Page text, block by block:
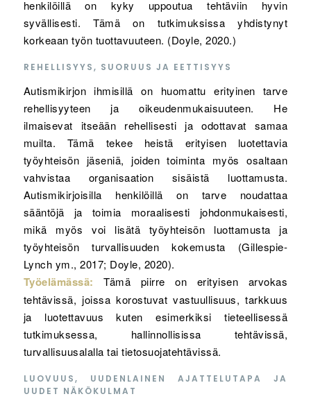
henkilöillä on kyky uppoutua tehtäviin hyvin
syvällisesti. Tämä on tutkimuksissa yhdistynyt
korkeaan työn tuottavuuteen. (Doyle, 2020.)
REHELLISYYS, SUORUUS JA EETTISYYS
Autismikirjon ihmisillä on huomattu erityinen tarve
rehellisyyteen ja oikeudenmukaisuuteen. He
ilmaisevat itseään rehellisesti ja odottavat samaa
muilta. Tämä tekee heistä erityisen luotettavia
työyhteisön jäseniä, joiden toiminta myös osaltaan
vahvistaa organisaation sisäistä luottamusta.
Autismikirjoisilla henkilöillä on tarve noudattaa
sääntöjä ja toimia moraalisesti johdonmukaisesti,
mikä myös voi lisätä työyhteisön luottamusta ja
työyhteisön turvallisuuden kokemusta (Gillespie-
Lynch ym., 2017; Doyle, 2020).
Työelämässä:Tämä piirre on erityisen arvokas
tehtävissä, joissa korostuvat vastuullisuus, tarkkuus
ja luotettavuus kuten esimerkiksi tieteellisessä
tutkimuksessa, hallinnollisissa tehtävissä,
turvallisuusalalla tai tietosuojatehtävissä.
LUOVUUS, UUDENLAINEN AJATTELUTAPA JA
UUDET NÄKÖKULMAT